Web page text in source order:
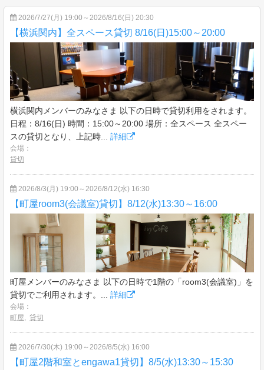
2026/7/27(月) 19:00～2026/8/16(日) 20:30
【横浜関内】全スペース貸切 8/16(日)15:00～20:00
横浜関内メンバーのみなさま 以下の日時で貸切利用をされます。
日程：8/16(日) 時間：15:00～20:00 場所：全スペース 全スペー
スの貸切となり、上記時... 詳細
会場：
貸切
2026/8/3(月) 19:00～2026/8/12(水) 16:30
【町屋room3(会議室)貸切】8/12(水)13:30～16:00
町屋メンバーのみなさま 以下の日時で1階の「room3(会議室)」を
貸切でご利用されます。... 詳細
会場：
町屋, 貸切
2026/7/30(木) 19:00～2026/8/5(水) 16:00
【町屋2階和室とengawa1貸切】8/5(水)13:30～15:30